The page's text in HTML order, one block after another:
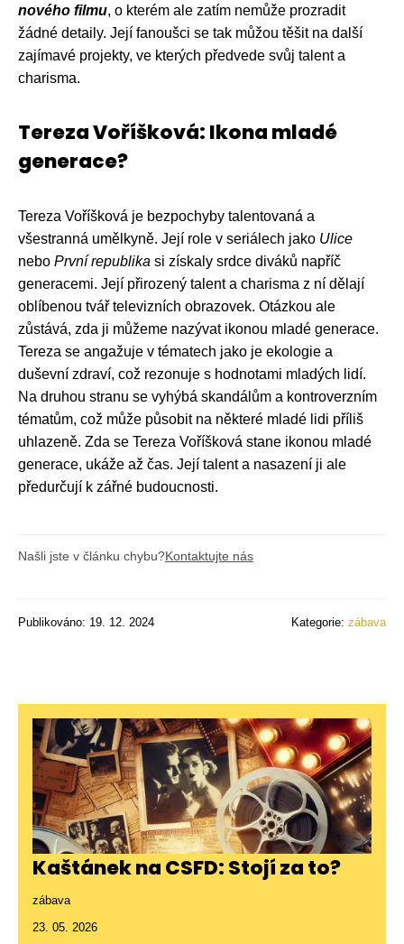
nového filmu, o kterém ale zatím nemůže prozradit
žádné detaily. Její fanoušci se tak můžou těšit na další
zajímavé projekty, ve kterých předvede svůj talent a
charisma.
Tereza Voříšková: Ikona mladé
generace?
Tereza Voříšková je bezpochyby talentovaná a
všestranná umělkyně. Její role v seriálech jako Ulice
nebo První republika si získaly srdce diváků napříč
generacemi. Její přirozený talent a charisma z ní dělají
oblíbenou tvář televizních obrazovek. Otázkou ale
zůstává, zda ji můžeme nazývat ikonou mladé generace.
Tereza se angažuje v tématech jako je ekologie a
duševní zdraví, což rezonuje s hodnotami mladých lidí.
Na druhou stranu se vyhýbá skandálům a kontroverzním
tématům, což může působit na některé mladé lidi příliš
uhlazeně. Zda se Tereza Voříšková stane ikonou mladé
generace, ukáže až čas. Její talent a nasazení ji ale
předurčují k zářné budoucnosti.
Našli jste v článku chybu?Kontaktujte nás
Publikováno: 19. 12. 2024 Kategorie: zábava
Kaštánek na CSFD: Stojí za to?
zábava
23. 05. 2026